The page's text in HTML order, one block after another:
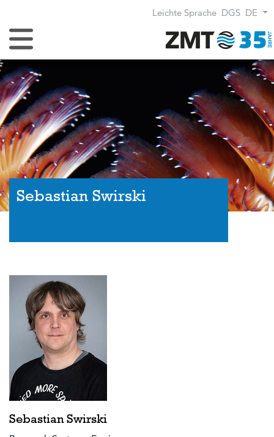
Leichte Sprache DGS DE
Navigation umschalten
Sebastian Swirski
Sebastian Swirski